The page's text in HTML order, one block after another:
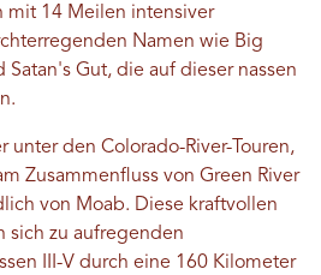
mit 14 Meilen intensiver
Namen wie Big
Gut, die auf dieser nassen
unter den Colorado-River-Touren,
Zusammenfluss von Green River
von Moab. Diese kraftvollen
sich zu aufregenden
III-V durch eine 160 Kilometer